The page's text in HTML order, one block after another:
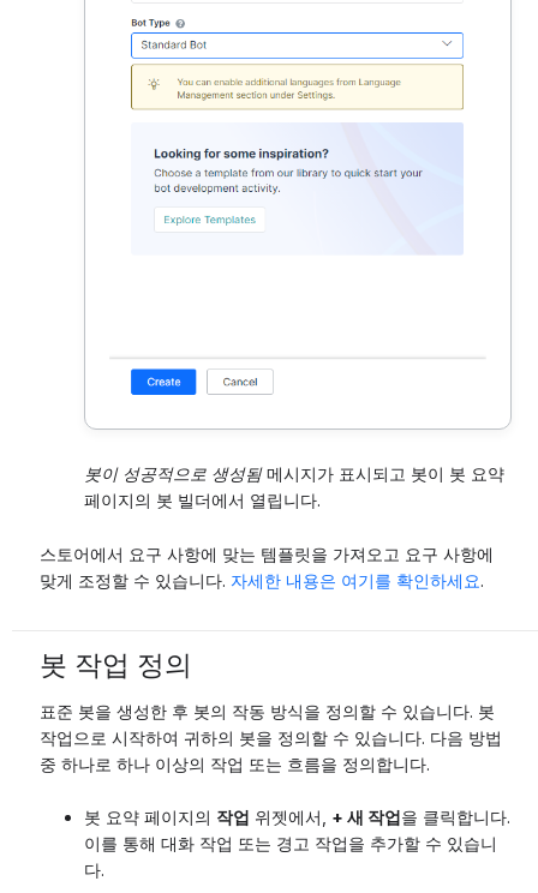
봇이 성공적으로 생성됨메시지가 표시되고 봇이 봇 요약
페이지의 봇 빌더에서 열립니다.
스토어에서 요구 사항에 맞는 템플릿을 가져오고 요구 사항에
맞게 조정할 수 있습니다. 자세한 내용은 여기를 확인하세요.
봇 작업 정의
표준 봇을 생성한 후 봇의 작동 방식을 정의할 수 있습니다. 봇
작업으로 시작하여 귀하의 봇을 정의할 수 있습니다. 다음 방법
중 하나로 하나 이상의 작업 또는 흐름을 정의합니다.
봇 요약 페이지의 작업 위젯에서, + 새 작업을 클릭합니다.
이를 통해 대화 작업 또는 경고 작업을 추가할 수 있습니
다.